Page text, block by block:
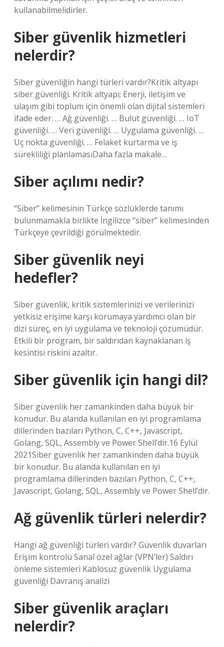
kullanabilmelidirler.
Siber güvenlik hizmetleri
nelerdir?
Siber güvenliğin hangi türleri vardır?Kritik altyapı
siber güvenliği. Kritik altyapı; Enerji, iletişim ve
ulaşım gibi toplum için önemli olan dijital sistemleri
ifade eder. … Ağ güvenliği. … Bulut güvenliği. … IoT
güvenliği. … Veri güvenliği. … Uygulama güvenliği. …
Uç nokta güvenliği. … Felaket kurtarma ve iş
sürekliliği planlamasıDaha fazla makale…
Siber açılımı nedir?
“Siber” kelimesinin Türkçe sözlüklerde tanımı
bulunmamakla birlikte İngilizce “siber” kelimesinden
Türkçeye çevrildiği görülmektedir.
Siber güvenlik neyi
hedefler?
Siber güvenlik, kritik sistemlerinizi ve verilerinizi
yetkisiz erişime karşı korumaya yardımcı olan bir
dizi süreç, en iyi uygulama ve teknoloji çözümüdür.
Etkili bir program, bir saldırıdan kaynaklanan iş
kesintisi riskini azaltır.
Siber güvenlik için hangi dil?
Siber güvenlik her zamankinden daha büyük bir
konudur. Bu alanda kullanılan en iyi programlama
dillerinden bazıları Python, C, C++, Javascript,
Golang, SQL, Assembly ve Power Shell’dir.16 Eylül
2021Siber güvenlik her zamankinden daha büyük
bir konudur. Bu alanda kullanılan en iyi
programlama dillerinden bazıları Python, C, C++,
Javascript, Golang, SQL, Assembly ve Power Shell’dir.
Ağ güvenlik türleri nelerdir?
Hangi ağ güvenliği türleri vardır? Güvenlik duvarları
Erişim kontrolü Sanal özel ağlar (VPN’ler) Saldırı
önleme sistemleri Kablosuz güvenlik Uygulama
güvenliği Davranış analizi
Siber güvenlik araçları
nelerdir?